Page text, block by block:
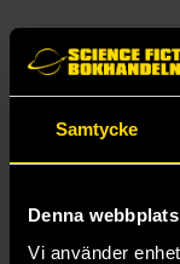
Samtycke
Denna
Vi använder